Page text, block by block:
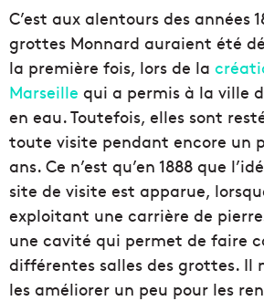
C’est aux alentours des années
grottes Monnard auraient été
la première fois, lors de la
Marseille qui a permis à la ville
en eau. Toutefois, elles sont
toute visite pendant encore un
ans. Ce n’est qu’en 1888 que
site de visite est apparue,
exploitant une carrière de
une cavité qui permet de faire
différentes salles des grottes. Il
les améliorer un peu pour les